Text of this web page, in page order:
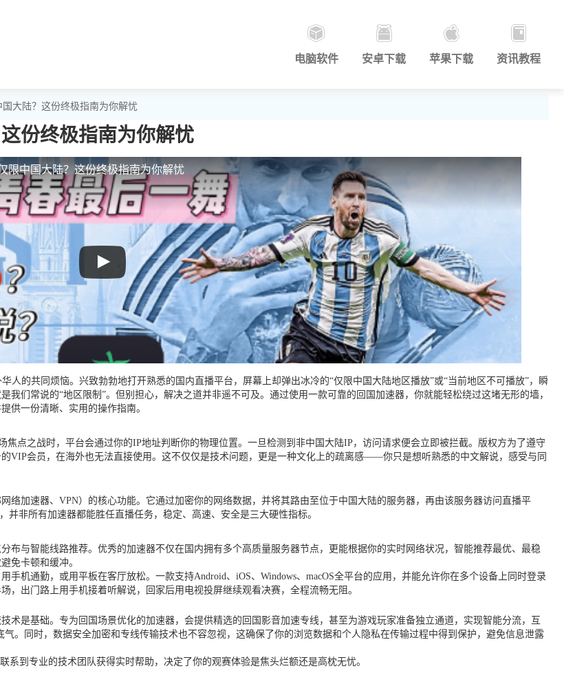
电脑软件 安卓下载 苹果下载 资讯教程
大陆？这份终极指南为你解忧
份终极指南为你解忧
限中国大陆？这份终极指南为你解忧
的共同烦恼。兴致勃勃地打开熟悉的国内直播平台，屏幕上却弹出冰冷的“仅限中国大陆地区播放”或“当前地区不可播放”，瞬
们常说的“地区限制”。但别担心，解决之道并非遥不可及。通过使用一款可靠的回国加速器，你就能轻松绕过这堵无形的墙，
供一份清晰、实用的操作指南。
点之战时，平台会通过你的IP地址判断你的物理位置。一旦检测到非中国大陆IP，访问请求便会立即被拦截。版权方为了遵守
VIP会员，在海外也无法直接使用。这不仅仅是技术问题，更是一种文化上的疏离感——你只是想听熟悉的中文解说，感受与同
络加速器、VPN）的核心功能。它通过加密你的网络数据，并将其路由至位于中国大陆的服务器，再由该服务器访问直播平
非所有加速器都能胜任直播任务，稳定、高速、安全是三大硬性指标。
布与智能线路推荐。优秀的加速器不仅在国内拥有多个高质量服务器节点，更能根据你的实时网络状况，智能推荐最优、最稳
免卡顿和缓冲。
机通勤，或用平板在客厅放松。一款支持Android、iOS、Windows、macOS全平台的应用，并能允许你在多个设备上同时登录
出门路上用手机接着听解说，回家后用电视投屏继续观看决赛，全程流畅无阻。
术是基础。专为回国场景优化的加速器，会提供精选的回国影音加速专线，甚至为游戏玩家准备独立通道，实现智能分流，互
。同时，数据安全加密和专线传输技术也不容忽视，这确保了你的浏览数据和个人隐私在传输过程中得到保护，避免信息泄露
到专业的技术团队获得实时帮助，决定了你的观赛体验是焦头烂额还是高枕无忧。